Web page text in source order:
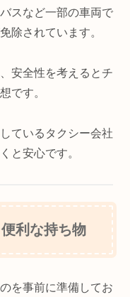
スなど一部の車両で
除されています。
安全性を考えるとチ
です。
ているタクシー会社
と安心です。
利な持ち物
を事前に準備してお